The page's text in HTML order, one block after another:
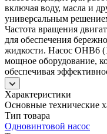
включая воду, масла и
универсальным
Частота вращения
для обеспечения
жидкости. Насос ОНВ6
мощное оборудование,
обеспечивая
Характеристики
Основные технические
Тип товара
Одновинтовой насос